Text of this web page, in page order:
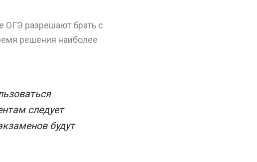
ОГЭ разрешают брать с
решения наиболее
следует
будут